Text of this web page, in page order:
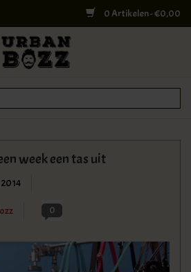
0 Artikelen - €0,00
week een tas uit
0